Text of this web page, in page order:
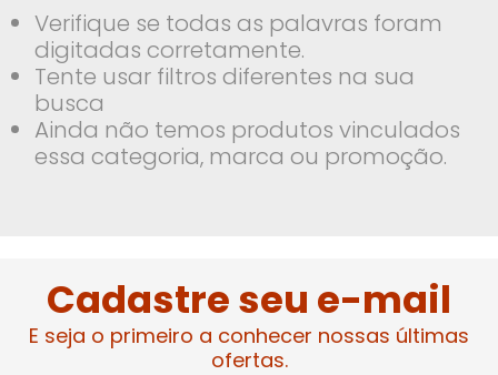
Verifique se todas as palavras foram
digitadas corretamente.
Tente usar filtros diferentes na sua
busca
Ainda não temos produtos vinculados
essa categoria, marca ou promoção.
Cadastre seu e-mail
E seja o primeiro a conhecer nossas últimas
ofertas.